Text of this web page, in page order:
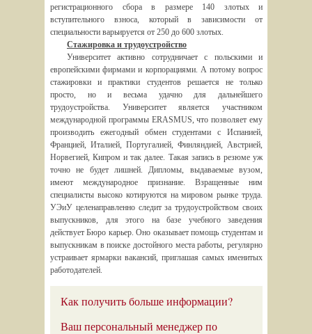
регистрационного сбора в размере 140 злотых и
вступительного взноса, который в зависимости от
специальности варьируется от 250 до 600 злотых.
Стажировка и трудоустройство
Университет активно сотрудничает с польскими и
европейскими фирмами и корпорациями. А потому вопрос
стажировки и практики студентов решается не только
просто, но и весьма удачно для дальнейшего
трудоустройства. Университет является участником
международной программы ERASMUS, что позволяет ему
производить ежегодный обмен студентами с Испанией,
Францией, Италией, Португалией, Финляндией, Австрией,
Норвегией, Кипром и так далее. Такая запись в резюме уж
точно не будет лишней. Дипломы, выдаваемые вузом,
имеют международное признание. Взращенные ним
специалисты высоко котируются на мировом рынке труда.
УЭиУ целенаправленно следит за трудоустройством своих
выпускников, для этого на базе учебного заведения
действует Бюро карьер. Оно оказывает помощь студентам и
выпускникам в поиске достойного места работы, регулярно
устраивает ярмарки вакансий, приглашая самых именитых
работодателей.
Как получить больше информации?
Ваш персональный менеджер по